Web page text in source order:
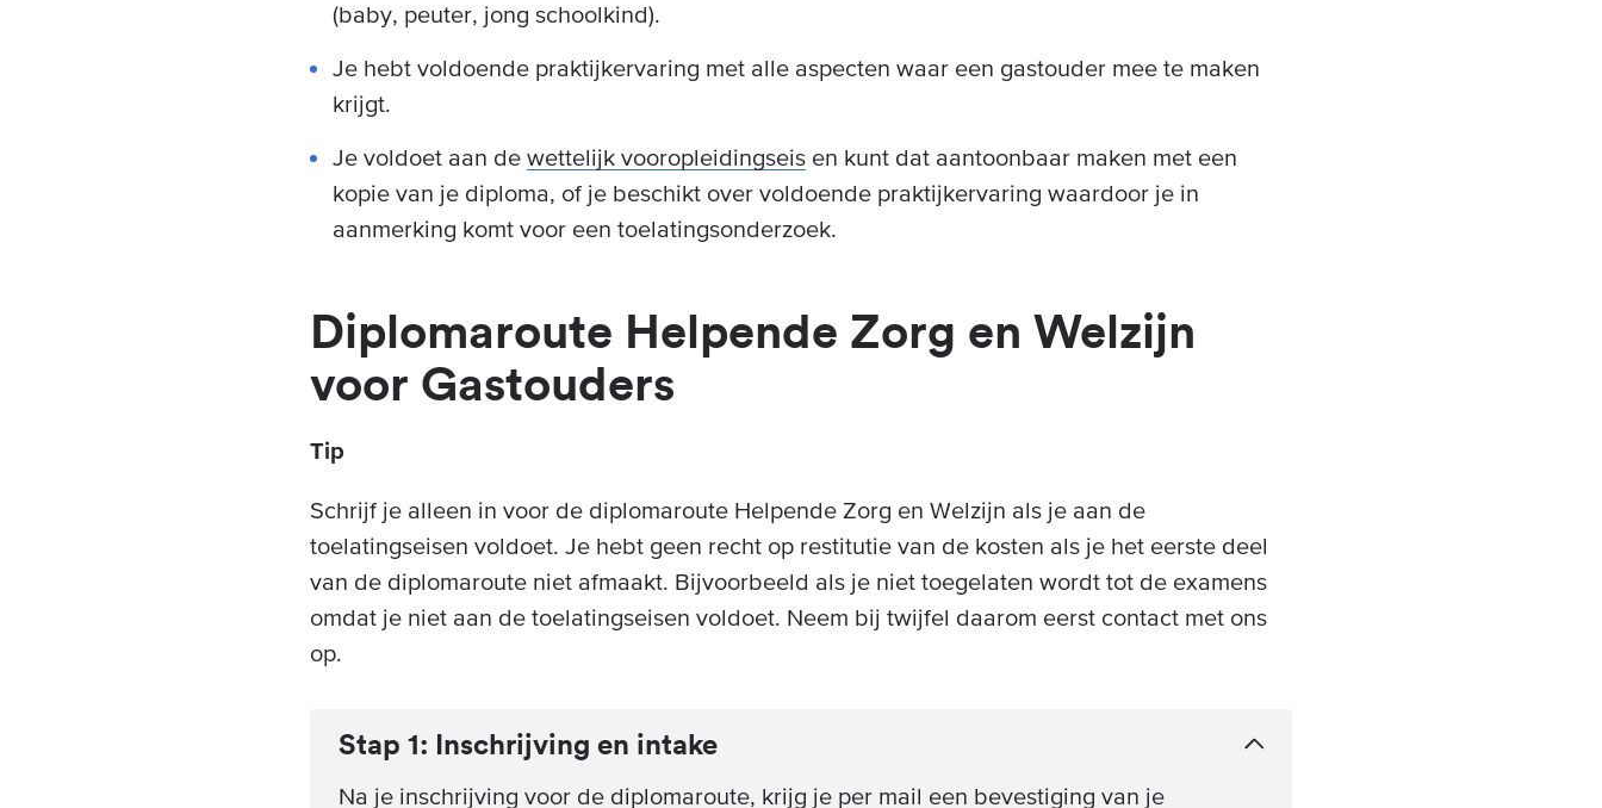
(baby, peuter, jong schoolkind).
Je hebt voldoende praktijkervaring met alle aspecten waar een gastouder mee te maken
krijgt.
Je voldoet aan de wettelijk vooropleidingseis en kunt dat aantoonbaar maken met een
kopie van je diploma, of je beschikt over voldoende praktijkervaring waardoor je in
aanmerking komt voor een toelatingsonderzoek.
Diplomaroute Helpende Zorg en Welzijn
voor Gastouders
Tip
Schrijf je alleen in voor de diplomaroute Helpende Zorg en Welzijn als je aan de
toelatingseisen voldoet. Je hebt geen recht op restitutie van de kosten als je het eerste deel
van de diplomaroute niet afmaakt. Bijvoorbeeld als je niet toegelaten wordt tot de examens
omdat je niet aan de toelatingseisen voldoet. Neem bij twijfel daarom eerst contact met ons
op.
Stap 1: Inschrijving en intake
Na je inschrijving voor de diplomaroute, krijg je per mail een bevestiging van je